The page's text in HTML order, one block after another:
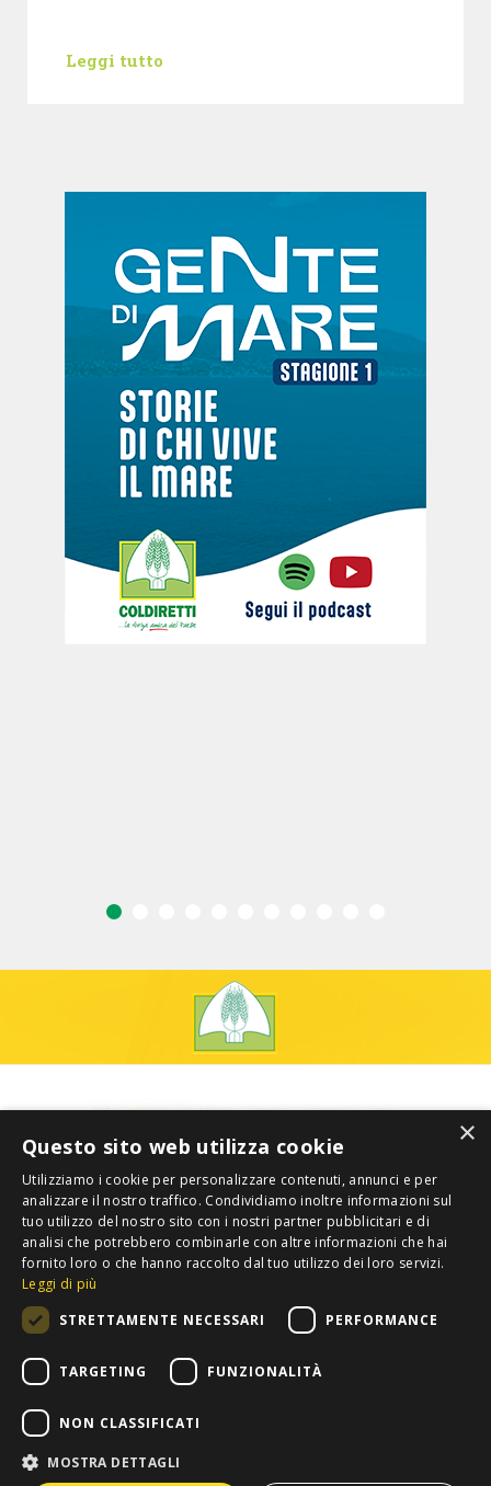
Leggi tutto
×
Questo sito web utilizza cookie
Utilizziamo i cookie per personalizzare contenuti, annunci e per
analizzare il nostro traffico. Condividiamo inoltre informazioni sul
tuo utilizzo del nostro sito con i nostri partner pubblicitari e di
analisi che potrebbero combinarle con altre informazioni che hai
fornito loro o che hanno raccolto dal tuo utilizzo dei loro servizi.
Leggi di più
STRETTAMENTE NECESSARI
PERFORMANCE
TARGETING FUNZIONALITÀ
NON CLASSIFICATI
MOSTRA DETTAGLI